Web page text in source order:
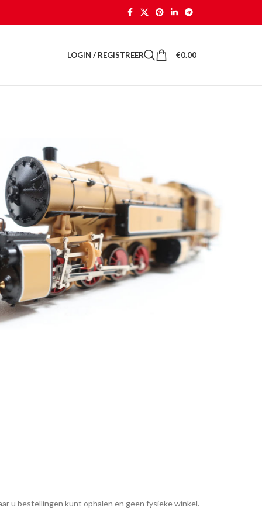
LOGIN / REGISTREER €0.00
u bestellingen kunt ophalen en geen fysieke winkel.